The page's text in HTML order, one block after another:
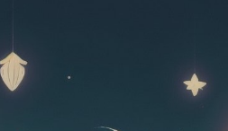
древних художников и
ремесленников